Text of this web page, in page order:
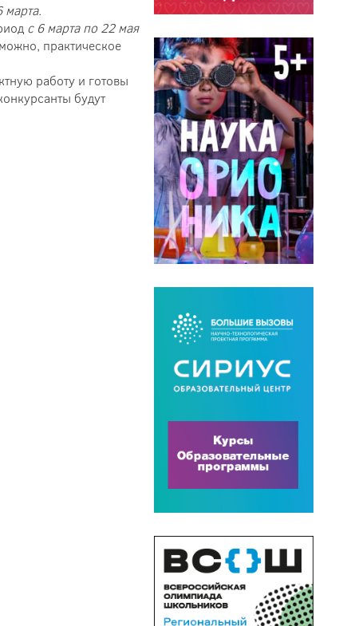
марта.
с 6 марта по 22 мая
практическое
работу и готовы
будут